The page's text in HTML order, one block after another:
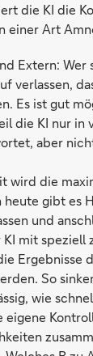
die KI die
einer Art
Extern:
verlassen,
Es ist gut
die KI nur in
aber
wird die
gibt es
und
mit
Ergebnisse
So
wie
eigene